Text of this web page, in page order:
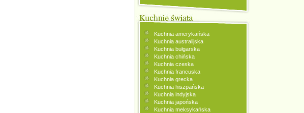
Kuchnia amerykańska
Kuchnia australijska
Kuchnia bułgarska
Kuchnia chińska
Kuchnia czeska
Kuchnia francuska
Kuchnia grecka
Kuchnia hiszpańska
Kuchnia indyjska
Kuchnia japońska
Kuchnia meksykańska